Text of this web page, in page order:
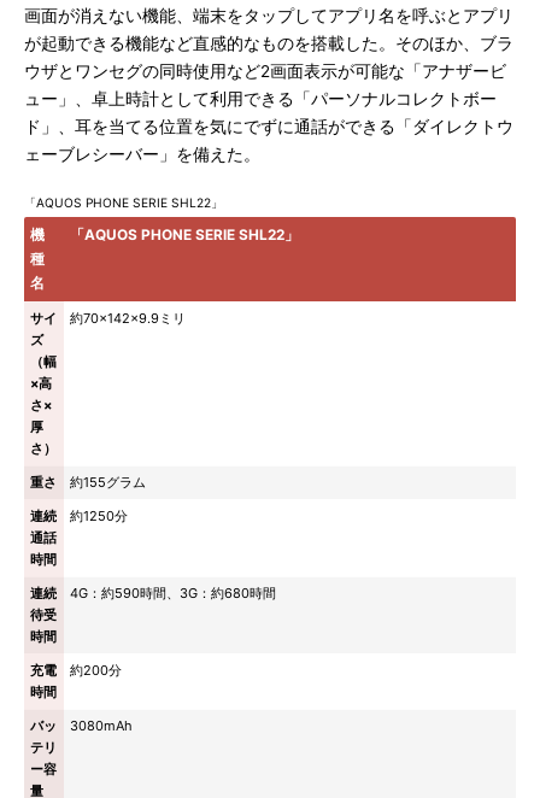
画面が消えない機能、端末をタップしてアプリ名を呼ぶとアプリ
が起動できる機能など直感的なものを搭載した。そのほか、ブラ
ウザとワンセグの同時使用など2画面表示が可能な「アナザービ
ュー」、卓上時計として利用できる「パーソナルコレクトボー
ド」、耳を当てる位置を気にでずに通話ができる「ダイレクトウ
ェーブレシーバー」を備えた。
「AQUOS PHONE SERIE SHL22」
機
種
名
「AQUOS PHONE SERIE SHL22」
サイ
ズ
（幅
×高
さ×
厚
さ）
約70×142×9.9ミリ
重さ
約155グラム
連続
通話
時間
約1250分
連続
待受
時間
4G：約590時間、3G：約680時間
充電
時間
約200分
バッ
テリ
ー容
量
3080mAh